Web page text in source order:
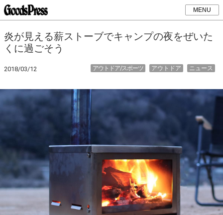
MENU
炎が見える薪ストーブでキャンプの夜をぜいた
くに過ごそう
2018/03/12 ニュース
アウトドア
アウトドア/スポーツ